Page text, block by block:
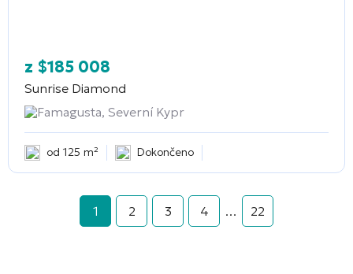
z $185 008
Sunrise Diamond
Famagusta, Severní Kypr
od 125 m² Dokončeno
1 2 3 4 … 22